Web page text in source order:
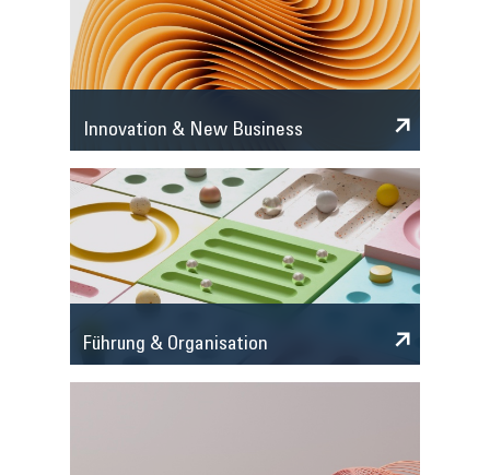
Innovation & New Business
Führung & Organisation